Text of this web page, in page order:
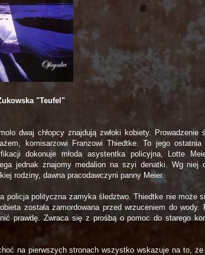
"Teufel"
dwaj chłopcy znajdują zwłoki kobiety. Prowadzenie
komisarzowi Franzowi Thiedtke. To jego ostatnia
dokonuje młoda asystentka policyjna, Lotte
jednak znajomy medalion na szyi denatki. Wg niej
rodziny, dawna pracodawczyni panny Meier.
policja polityczna zamyka śledztwo. Thiedtke nie może
została zamordowana przed wrzuceniem do wody.
prawdę. Zwraca się z prośbą o pomoc do starego
na pierwszych stronach wszystko wskazuje na to,